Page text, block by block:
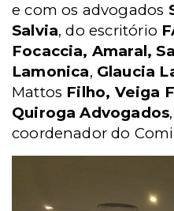
e com os advogados
Salvia, do escritório
Focaccia, Amaral,
Lamonica, Glaucia
Mattos Filho, Veiga
Quiroga Advogados
coordenador do